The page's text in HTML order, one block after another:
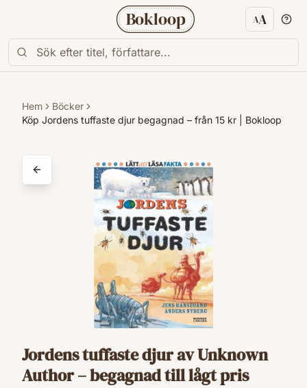
Bokloop AA
Hem
Böcker
Köp Jordens tuffaste djur begagnad – från 15 kr | Bokloop
Jordens tuffaste djur av Unknown
Author – begagnad till lågt pris